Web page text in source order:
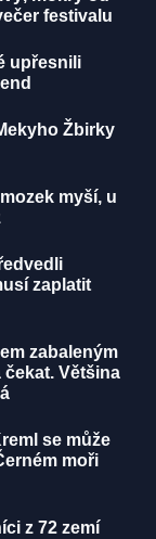
festivalu
upřesnili
Žbirky
myší, u
zaplatit
zabaleným
Většina
se může
moři
z 72 zemí